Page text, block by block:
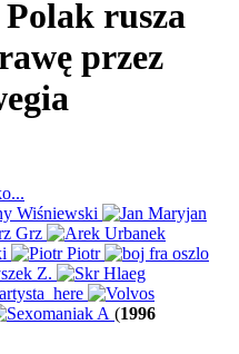
rusza
przez
(1996